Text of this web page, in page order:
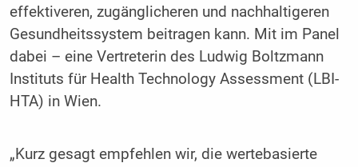
effektiveren, zugänglicheren und nachhaltigeren
Gesundheitssystem beitragen kann. Mit im Panel
dabei – eine Vertreterin des Ludwig Boltzmann
Instituts für Health Technology Assessment (LBI-
HTA) in Wien.
„Kurz gesagt empfehlen wir, die wertebasierte